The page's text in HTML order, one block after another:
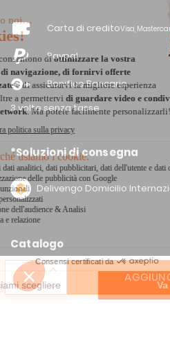
Carta di creditoVisa,
Paypal
Bonifico Bancario
3 volte senza tasse
*Soluzioni di consegna
Delivengo Domicilio
Catalogo